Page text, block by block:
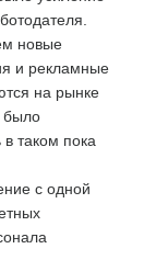
новые
и рекламные
на рынке
было
в таком пока
с одной